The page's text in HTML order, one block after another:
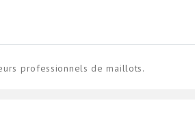
professionnels de maillots.